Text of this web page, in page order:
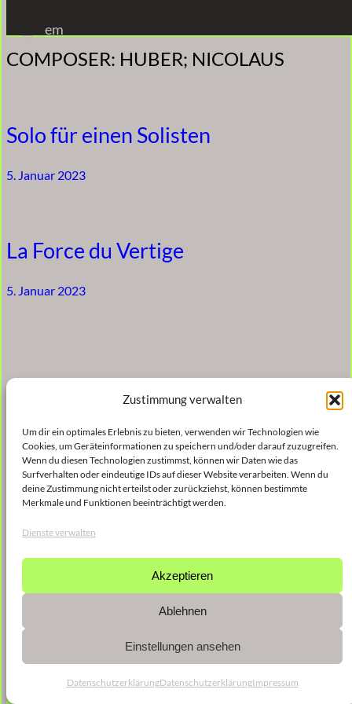
Zustimmung verwalten
Um dir ein optimales Erlebnis zu bieten, verwenden wir Technologien wie
Cookies, um Geräteinformationen zu speichern und/oder darauf zuzugreifen.
Wenn du diesen Technologien zustimmst, können wir Daten wie das
Surfverhalten oder eindeutige IDs auf dieser Website verarbeiten. Wenn du
deine Zustimmung nicht erteilst oder zurückziehst, können bestimmte
Merkmale und Funktionen beeinträchtigt werden.
Dienste verwalten
Akzeptieren
Ablehnen
Einstellungen ansehen
DatenschutzerklärungDatenschutzerklärungImpressum
Inhalt
springen
em
COMPOSER: HUBER; NICOLAUS
Solo für einen Solisten
5. Januar 2023
La Force du Vertige
5. Januar 2023